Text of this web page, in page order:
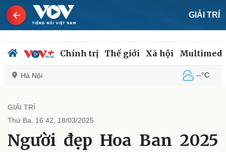
GIẢI TRÍ
Chính trị Thế giới Xã hội
Hà Nội --°C
Chính trị
Đảng
Tổ chức nhân sự
Tin 24h
Dự báo thời tiết
GIẢI TRÍ
Thứ Ba, 16:42, 18/03/2025
Người đẹp Hoa Ban 2025